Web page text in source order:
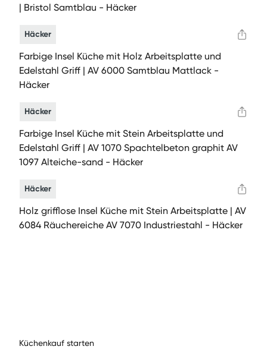
| Bristol Samtblau - Häcker
Häcker
Farbige Insel Küche mit Holz Arbeitsplatte und
Edelstahl Griff | AV 6000 Samtblau Mattlack -
Häcker
Häcker
Farbige Insel Küche mit Stein Arbeitsplatte und
Edelstahl Griff | AV 1070 Spachtelbeton graphit AV
1097 Alteiche-sand - Häcker
Häcker
Holz grifflose Insel Küche mit Stein Arbeitsplatte | AV
6084 Räuchereiche AV 7070 Industriestahl - Häcker
Küchenkauf starten